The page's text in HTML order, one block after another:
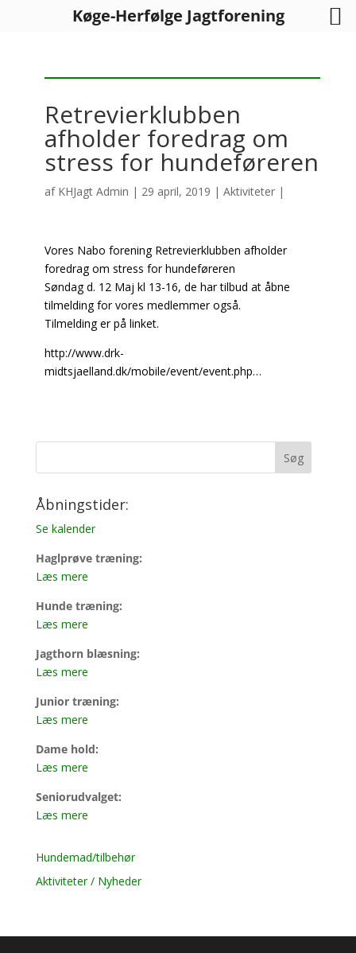
Retrevierklubben
afholder foredrag om
stress for hundeføreren
af KHJagt Admin | 29 april, 2019 | Aktiviteter|
Vores Nabo forening Retrevierklubben afholder
foredrag om stress for hundeføreren
Søndag d. 12 Maj kl 13-16, de har tilbud at åbne
tilmelding for vores medlemmer også.
Tilmelding er på linket.
http://www.drk-
midtsjaelland.dk/mobile/event/event.php…
Åbningstider:
Se kalender
Haglprøve træning:
Læs mere
Hunde træning:
Læs mere
Jagthorn blæsning:
Læs mere
Junior træning:
Læs mere
Dame hold:
Læs mere
Seniorudvalget:
Læs mere
Hundemad/tilbehør
Aktiviteter / Nyheder
Køge-Herfølge Jagtforening